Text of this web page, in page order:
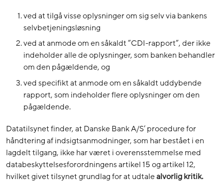
ved at tilgå visse oplysninger om sig selv via bankens
selvbetjeningsløsning
ved at anmode om en såkaldt ”CDI-rapport”, der ikke
indeholder alle de oplysninger, som banken behandler
om den pågældende, og
ved specifikt at anmode om en såkaldt uddybende
rapport, som indeholder flere oplysninger om den
pågældende.
Datatilsynet finder, at Danske Bank A/S’ procedure for
håndtering af indsigtsanmodninger, som har bestået i en
lagdelt tilgang, ikke har været i overensstemmelse med
databeskyttelsesforordningens artikel 15 og artikel 12,
hvilket givet tilsynet grundlag for at udtalealvorlig kritik.